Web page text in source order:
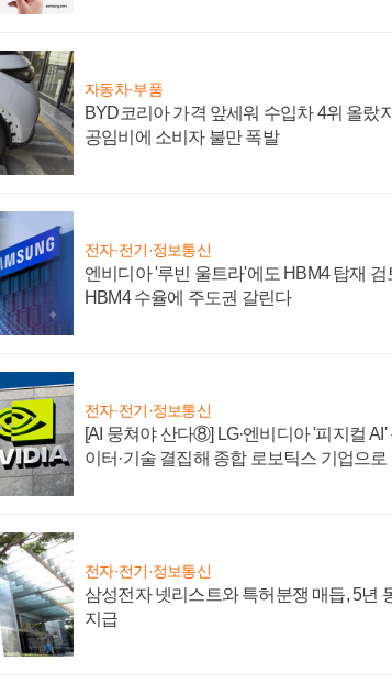
자동차·부품
BYD코리아 가격 앞세워 수입차 4위 올랐
공임비에 소비자 불만 폭발
전자·전기·정보통신
엔비디아 '루빈 울트라'에도 HBM4 탑재
HBM4 수율에 주도권 갈린다
전자·전기·정보통신
[AI 뭉쳐야 산다⑧] LG·엔비디아 '피지컬 AI'
이터·기술 결집해 종합 로보틱스 기업으로
전자·전기·정보통신
삼성전자 넷리스트와 특허분쟁 매듭, 5년
지급